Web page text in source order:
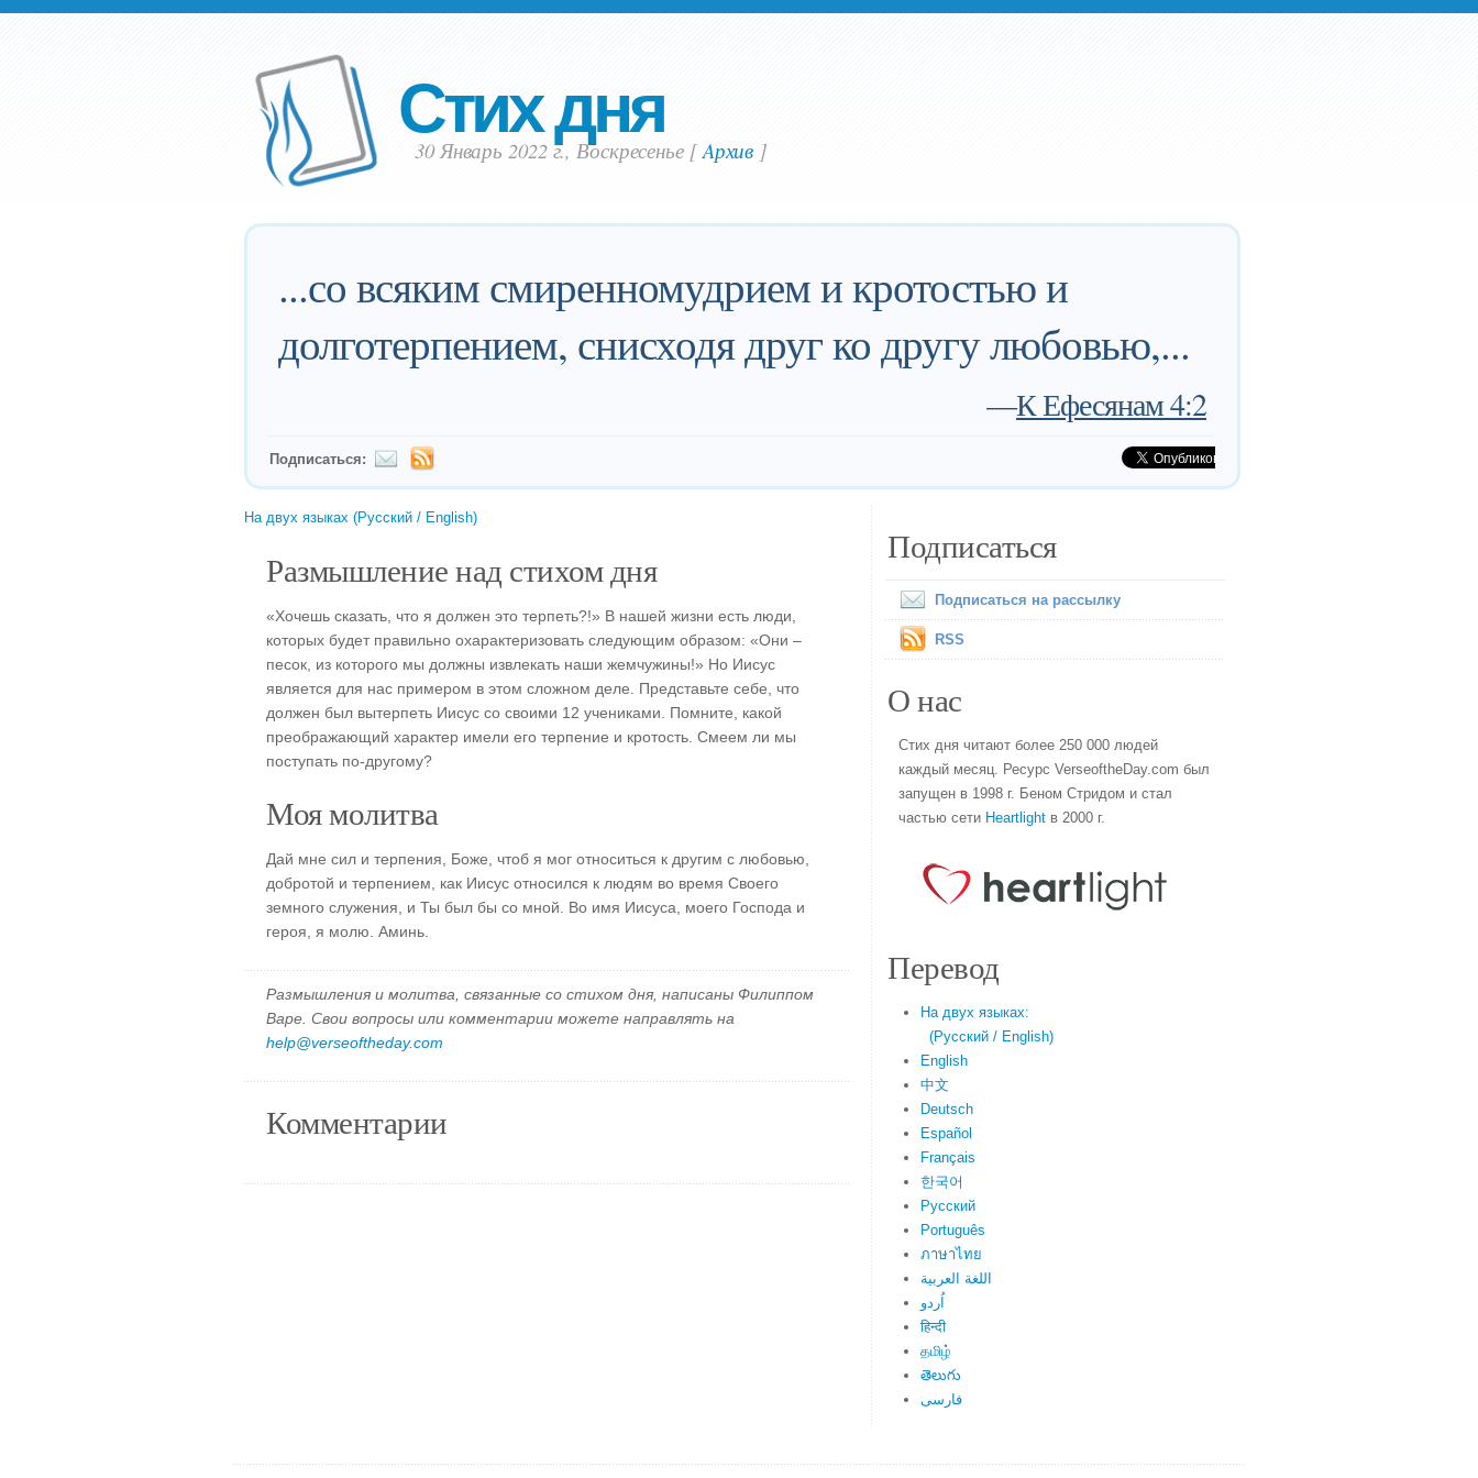
Стих дня
30 Январь 2022 г., Воскресенье [Aрхив ]
...со всяким смиренномудрием и кротостью и
долготерпением, снисходя друг ко другу любовью,...
—К Ефесянам 4:2
Подписаться:
На двух языках (Русский / English)
Размышление над стихом дня
«Хочешь сказать, что я должен это терпеть?!» В нашей жизни есть люди,
которых будет правильно охарактеризовать следующим образом: «Они –
песок, из которого мы должны извлекать наши жемчужины!» Но Иисус
является для нас примером в этом сложном деле. Представьте себе, что
должен был вытерпеть Иисус со своими 12 учениками. Помните, какой
преображающий характер имели его терпение и кротость. Смеем ли мы
поступать по-другому?
Моя молитва
Дай мне сил и терпения, Боже, чтоб я мог относиться к другим с любовью,
добротой и терпением, как Иисус относился к людям во время Своего
земного служения, и Ты был бы со мной. Во имя Иисуса, моего Господа и
героя, я молю. Аминь.
Размышления и молитва, связанные со стихом дня, написаны Филиппом
Варе. Свои вопросы или комментарии можете направлять на
help@verseoftheday.com
Комментарии
Подписаться
Подписаться на рассылку
RSS
О нас
Стих дня читают более 250 000 людей
каждый месяц. Ресурс VerseoftheDay.com был
запущен в 1998 г. Беном Стридом и стал
частью сети Heartlight в 2000 г.
Перевод
На двух языках:
(Русский / English)
English
中文
Deutsch
Español
Français
한국어
Русский
Português
ภาษาไทย
اللغة العربية
اُردو
हिन्दी
தமிழ்
తెలుగు
فارسی